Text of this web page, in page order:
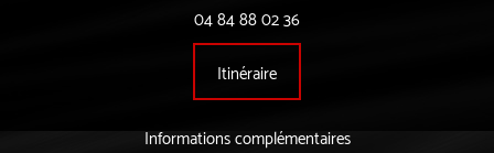
04 84 88 02 36
Itinéraire
Informations complémentaires